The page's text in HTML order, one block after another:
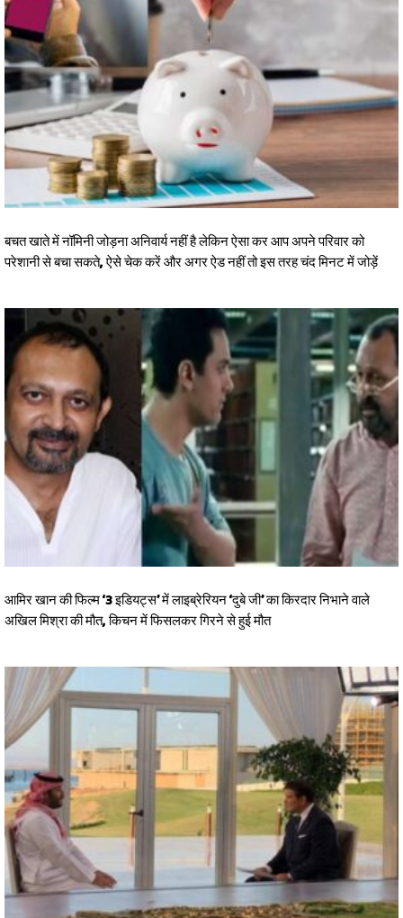
बचत खाते में नॉमिनी जोड़ना अनिवार्य नहीं है लेकिन ऐसा कर आप अपने परिवार को
परेशानी से बचा सकते, ऐसे चेक करें और अगर ऐड नहीं तो इस तरह चंद मिनट में जोड़ें
आमिर खान की फिल्म ‘3 इडियट्स’ में लाइब्रेरियन ‘दुबे जी’ का किरदार निभाने वाले
अखिल मिश्रा की मौत, किचन में फिसलकर गिरने से हुई मौत